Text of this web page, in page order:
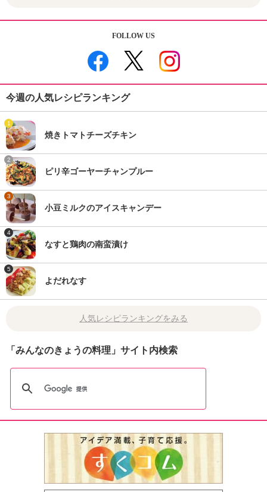
FOLLOW US
今週の人気レシピランキング
1
焼きトマトチーズチキン
2
ピリ辛ゴーヤーチャンプルー
3
小豆ミルクのアイスキャンデー
4
なすと鶏肉の南蛮漬け
5
よだれなす
人気レシピランキングをみる
「みんなのきょうの料理」サイト内検索